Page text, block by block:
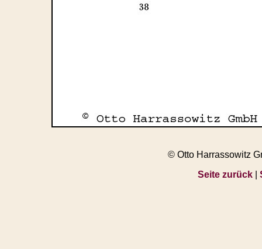
© Otto Harrassowitz
Seite zurück|